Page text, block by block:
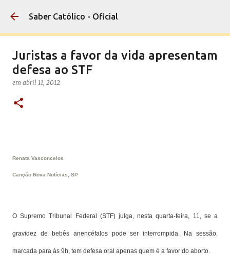
Pular para o conteúdo principal
Saber Católico - Oficial
Juristas a favor da vida apresentam
defesa ao STF
em abril 11, 2012
Renata Vasconcelos
Canção Nova Notícias, SP
O Supremo Tribunal Federal (STF) julga, nesta quarta-feira, 11, se a
gravidez de bebês anencéfalos pode ser interrompida. Na sessão,
marcada para às 9h, tem defesa oral apenas quem é a favor do aborto.